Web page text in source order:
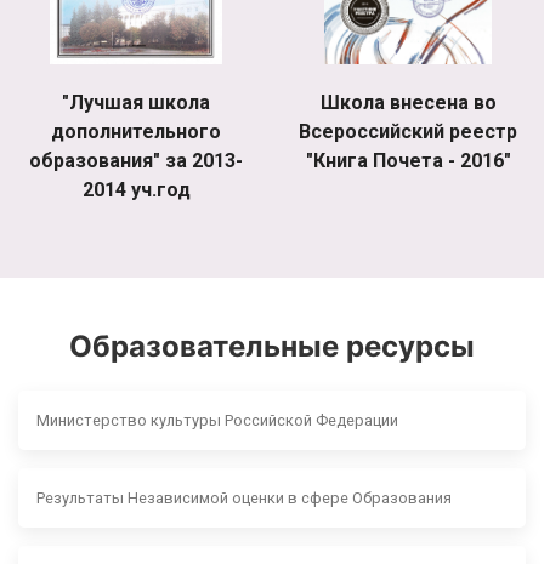
"Лучшая школа
дополнительного
образования" за 2013-
2014 уч.год
Школа внесена во
Всероссийский реестр
"Книга Почета - 2016"
Образовательные ресурсы
Министерство культуры Российской Федерации
Результаты Независимой оценки в сфере Образования